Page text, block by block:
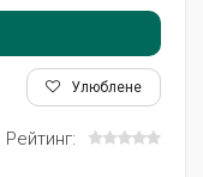
Улюблене
Рейтинг: